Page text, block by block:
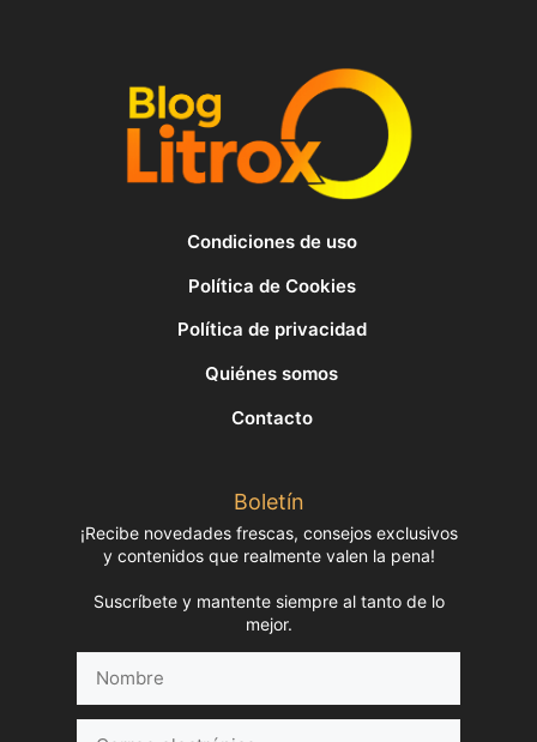
Condiciones de uso
Política de Cookies
Política de privacidad
Quiénes somos
Contacto
Boletín
¡Recibe novedades frescas, consejos exclusivos
y contenidos que realmente valen la pena!
Suscríbete y mantente siempre al tanto de lo
mejor.